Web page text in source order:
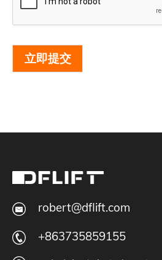
立即提交
robert@dflift.com
+863735859155